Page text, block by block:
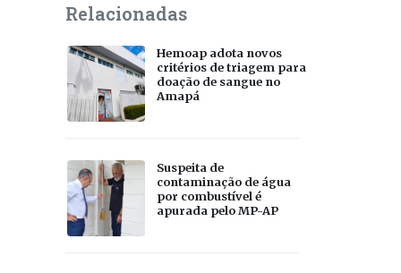
Relacionadas
Hemoap adota novos
critérios de triagem para
doação de sangue no
Amapá
Suspeita de
contaminação de água
por combustível é
apurada pelo MP-AP